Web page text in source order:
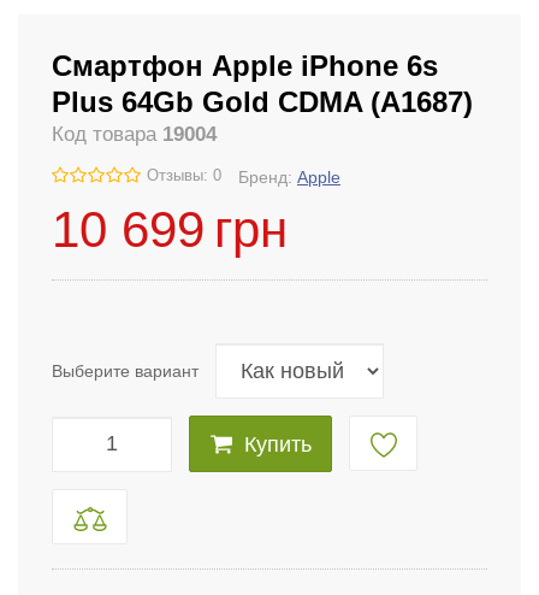
Смартфон Apple iPhone 6s
Plus 64Gb Gold CDMA (A1687)
Код товара 19004
Отзывы: 0 Бренд: Apple
10 699 грн
Выберите вариант
Купить